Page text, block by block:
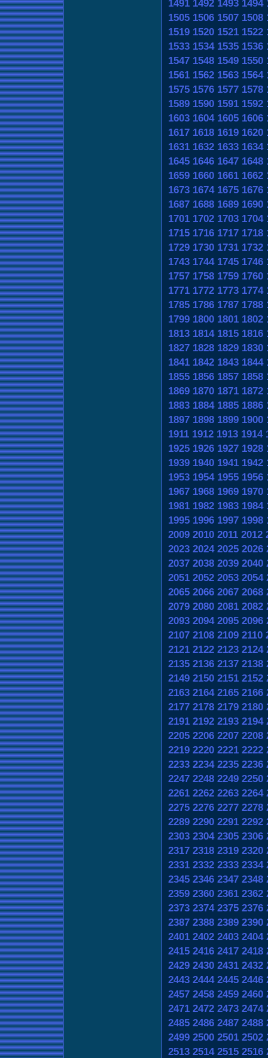
1491 1492 1493 1494
1505 1506 1507 1508
1519 1520 1521 1522
1533 1534 1535 1536
1547 1548 1549 1550
1561 1562 1563 1564
1575 1576 1577 1578
1589 1590 1591 1592
1603 1604 1605 1606
1617 1618 1619 1620
1631 1632 1633 1634
1645 1646 1647 1648
1659 1660 1661 1662
1673 1674 1675 1676
1687 1688 1689 1690
1701 1702 1703 1704
1715 1716 1717 1718
1729 1730 1731 1732
1743 1744 1745 1746
1757 1758 1759 1760
1771 1772 1773 1774
1785 1786 1787 1788
1799 1800 1801 1802
1813 1814 1815 1816
1827 1828 1829 1830
1841 1842 1843 1844
1855 1856 1857 1858
1869 1870 1871 1872
1883 1884 1885 1886
1897 1898 1899 1900
1911 1912 1913 1914
1925 1926 1927 1928
1939 1940 1941 1942
1953 1954 1955 1956
1967 1968 1969 1970
1981 1982 1983 1984
1995 1996 1997 1998
2009 2010 2011 2012
2023 2024 2025 2026
2037 2038 2039 2040
2051 2052 2053 2054
2065 2066 2067 2068
2079 2080 2081 2082
2093 2094 2095 2096
2107 2108 2109 2110
2121 2122 2123 2124
2135 2136 2137 2138
2149 2150 2151 2152
2163 2164 2165 2166
2177 2178 2179 2180
2191 2192 2193 2194
2205 2206 2207 2208
2219 2220 2221 2222
2233 2234 2235 2236
2247 2248 2249 2250
2261 2262 2263 2264
2275 2276 2277 2278
2289 2290 2291 2292
2303 2304 2305 2306
2317 2318 2319 2320
2331 2332 2333 2334
2345 2346 2347 2348
2359 2360 2361 2362
2373 2374 2375 2376
2387 2388 2389 2390
2401 2402 2403 2404
2415 2416 2417 2418
2429 2430 2431 2432
2443 2444 2445 2446
2457 2458 2459 2460
2471 2472 2473 2474
2485 2486 2487 2488
2499 2500 2501 2502
2513 2514 2515 2516